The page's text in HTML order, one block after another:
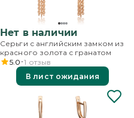
Нет в наличии
Серьги с английским замком из
красного золота с гранатом
5.0 1 отзыв
В лист ожидания